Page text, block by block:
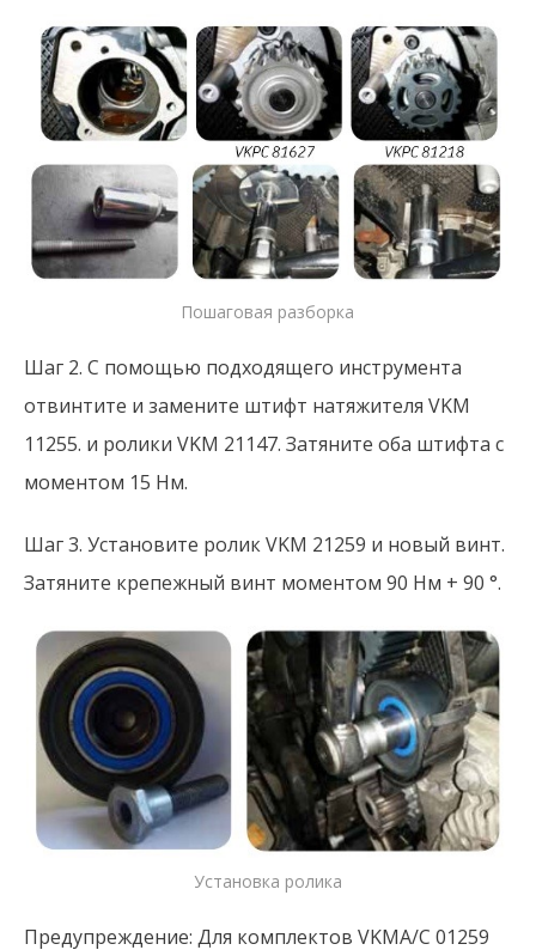
Пошаговая разборка
Шаг 2. С помощью подходящего инструмента
отвинтите и замените штифт натяжителя VKM
11255. и ролики VKM 21147. Затяните оба штифта с
моментом 15 Нм.
Шаг 3. Установите ролик VKM 21259 и новый винт.
Затяните крепежный винт моментом 90 Нм + 90 °.
Установка ролика
Предупреждение: Для комплектов VKMA/C 01259